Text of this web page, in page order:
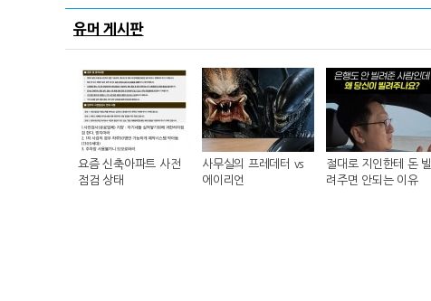
유머 게시판
요즘 신축아파트 사전
점검 상태
사무실의 프레데터 vs
에이리언
절대로 지인한테 돈 빌
려주면 안되는 이유